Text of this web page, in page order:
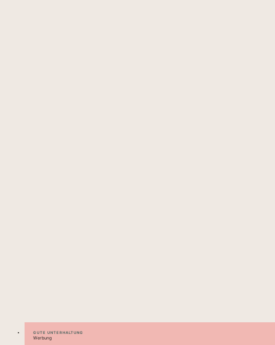
GUTE UNTERHALTUNG
Werbung